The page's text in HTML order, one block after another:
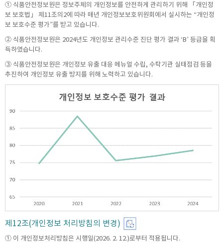
① 식품안전정보원은 정보주체의 개인정보를 안전하게 관리하기 위해 「개인정
보 보호법」 제11조의2에 따라 매년 개인정보보호위원회에서 실시하는 “개인정
보 보호수준 평가”를 받고 있습니다.
② 식품안전정보원은 2024년도 개인정보 관리수준 진단 평가 결과 ‘B’ 등급을 획
득하였습니다.
③ 식품안전정보원은 개인정보 유출 대응 메뉴얼 수립, 수탁기관 실태점검 등을
추진하여 개인정보 유출 방지를 위해 노력하고 있습니다.
제12조(개인정보 처리방침의 변경)
① 이 개인정보처리방침은 시행일(2026. 2. 12.)로부터 적용됩니다.